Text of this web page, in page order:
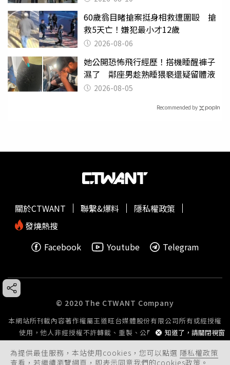
60歲翁目睹搶案挺身相救遭圍毆 搶
救5天亡！嫌犯最小才12歲
2026-08-06
她公開恐怖飛行經歷！搭機睡醒褲子
濕了 鄰座男趁熟睡猥褻還疑留體液
2026-08-05
Recommended by
為提供最佳服務，本站使用cookies，您可以點選 隱私權政策
查看，若繼續瀏覽網頁，即表示同意我們的cookies政策。
知道了，請關閉視窗
關於CTWANT 聯繫&爆料
隱私權政策
發燒熱搜
Facebook
Youtube Telegram
© 2020 The CTWANT Company
本網站所刊載內容著作權屬王道旺台媒體股份有限公司所有或經授權
使用，他人非經授權不許轉載、重製、公開播送或公開傳輸。